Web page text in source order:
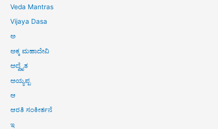
Veda Mantras
Vijaya Dasa
ಅ
ಅಕ್ಕ ಮಹಾದೇವಿ
ಅದ್ವೈತ
ಅಯ್ಯಪ್ಪ
ಆ
ಆರತಿ ಸಂಕೀರ್ತನೆ
ಇ